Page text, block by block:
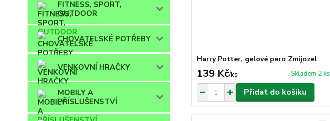
FITNESS, SPORT,
OUTDOOR
CHOVATELSKÉ POTŘEBY
VENKOVNÍ HRAČKY
MOBILY A
PŘÍSLUŠENSTVÍ
Harry Potter, gelové pero Zmijozel
139 Kč/ks Skladem 2 ks
Přidat do košíku